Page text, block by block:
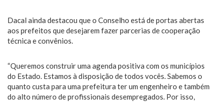
Dacal ainda destacou que o Conselho está de portas abertas
aos prefeitos que desejarem fazer parcerias de cooperação
técnica e convênios.
“Queremos construir uma agenda positiva com os municípios
do Estado. Estamos à disposição de todos vocês. Sabemos o
quanto custa para uma prefeitura ter um engenheiro e também
do alto número de profissionais desempregados. Por isso,